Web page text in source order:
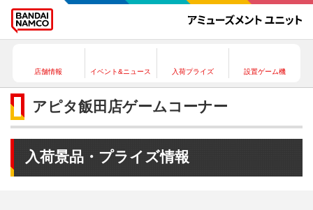
店舗情報 イベント&ニュース 入荷プライズ 設置ゲーム機
アピタ飯田店ゲームコーナー
入荷景品・プライズ情報